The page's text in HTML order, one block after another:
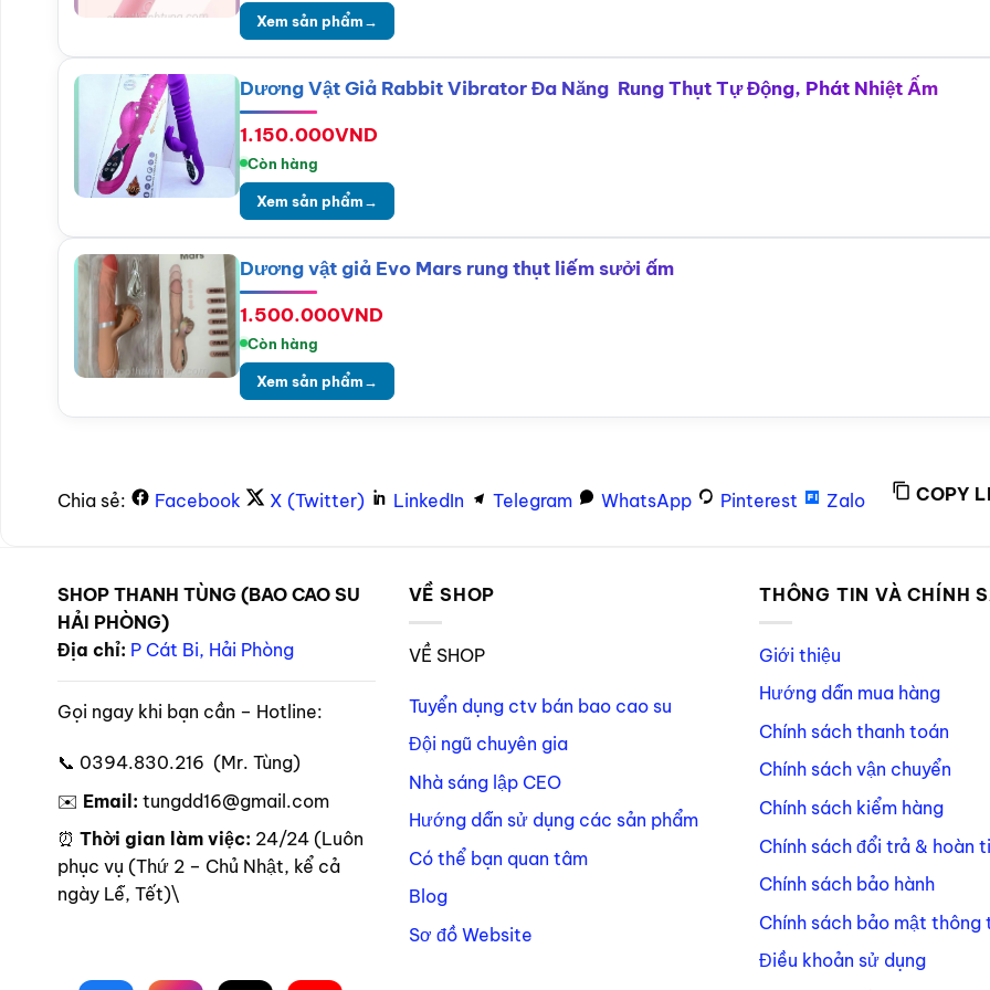
Xem sản phẩm→
Dương Vật Giả Rabbit Vibrator Đa Năng Rung Thụt Tự Động, Phát Nhiệt Ấm
1.150.000VND
Còn hàng
Xem sản phẩm→
Dương vật giả Evo Mars rung thụt liếm sưởi ấm
1.500.000VND
Còn hàng
Xem sản phẩm→
Chia sẻ: Facebook X (Twitter) LinkedIn Telegram WhatsApp Pinterest Zalo COPY
SHOP THANH TÙNG (BAO CAO SU
HẢI PHÒNG)
Địa chỉ: P Cát Bi, Hải Phòng
Gọi ngay khi bạn cần – Hotline:
📞 0394.830.216 (Mr. Tùng)
✉️ Email: tungdd16@gmail.com
⏰ Thời gian làm việc: 24/24 (Luôn
phục vụ (Thứ 2 – Chủ Nhật, kể cả
ngày Lễ, Tết)\
VỀ SHOP
VỀ SHOP
Tuyển dụng ctv bán bao cao su
Đội ngũ chuyên gia
Nhà sáng lập CEO
Hướng dẫn sử dụng các sản phẩm
Có thể bạn quan tâm
Blog
Sơ đồ Website
THÔNG TIN VÀ CHÍNH
Giới thiệu
Hướng dẫn mua hàng
Chính sách thanh toán
Chính sách vận chuyển
Chính sách kiểm hàng
Chính sách đổi trả & hoàn
Chính sách bảo hành
Chính sách bảo mật thông
Điều khoản sử dụng